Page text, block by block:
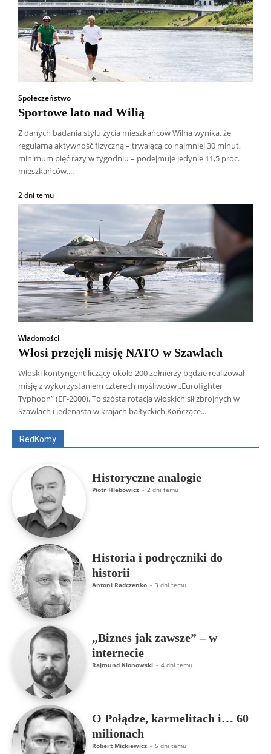
Społeczeństwo
Sportowe lato nad Wilią
Z danych badania stylu życia mieszkańców Wilna wynika, że
regularną aktywność fizyczną – trwającą co najmniej 30 minut,
minimum pięć razy w tygodniu – podejmuje jedynie 11,5 proc.
mieszkańców....
2 dni temu
Wiadomości
Włosi przejęli misję NATO w Szawlach
Włoski kontyngent liczący około 200 żołnierzy będzie realizował
misję z wykorzystaniem czterech myśliwców „Eurofighter
Typhoon” (EF-2000). To szósta rotacja włoskich sił zbrojnych w
Szawlach i jedenasta w krajach bałtyckich.Kończące...
RedKomy
Wszyscy Aleksander Borowik
Antoni Radczenko
Artur Płokszto
Grzegorz Górny
ks. Jarosław Wąsowicz SDB
Piotr Hlebowicz
Historyczne analogie
Piotr Hlebowicz - 2 dni temu
Historia i podręczniki do
historii
Antoni Radczenko - 3 dni temu
„Biznes jak zawsze” – w
internecie
Rajmund Klonowski - 4 dni temu
O Połądze, karmelitach i… 60
milionach
Robert Mickiewicz - 5 dni temu